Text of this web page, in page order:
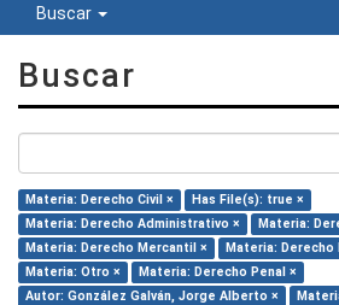
Buscar
Buscar
Materia: Derecho Civil ×
Has File(s): true ×
Materia: Derecho Administrativo ×
Materia:
Materia: Derecho Mercantil ×
Materia: Derecho
Materia: Otro ×
Materia: Derecho Penal ×
Autor: González Galván, Jorge Alberto ×